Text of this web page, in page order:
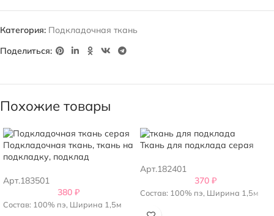
Категория: Подкладочная ткань
Поделиться:
Похожие товары
Подкладочная ткань, ткань на
подкладку, подклад
Арт.183501
380 ₽
Состав: 100% пэ, Ширина 1,5м
Ткань для подклада серая
Арт.182401
370 ₽
Состав: 100% пэ, Ширина 1,5м